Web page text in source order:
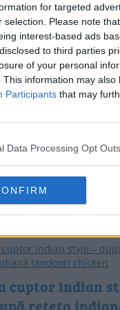
for targeted
selection. Please note
interest-based ads
to third parties
of your personal
This information may
Participants that may
Data Processing Opt Outs
ingredientelor …
bărcuțe cu
rețeta video, explicată
fragede de …
cuptor indian
rețeta